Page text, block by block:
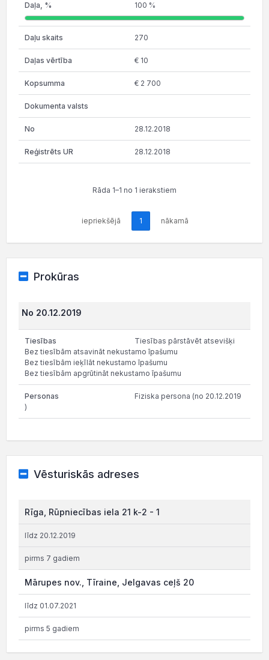
100 %
270
€ 10
€ 2 700
28.12.2018
28.12.2018
Rāda 1–1 no 1 ierakstiem
iepriekšējā 1 nākamā
Prokūras
No 20.12.2019
Tiesības pārstāvēt atsevišķi
Bez tiesībām atsavināt nekustamo īpašumu
Bez tiesībām ieķīlāt nekustamo īpašumu
Bez tiesībām apgrūtināt nekustamo īpašumu
Fiziska persona (no 20.12.2019
)
Vēsturiskās adreses
Rīga, Rūpniecības iela 21 k-2 - 1
līdz 20.12.2019
pirms 7 gadiem
Mārupes nov., Tīraine, Jelgavas ceļš 20
līdz 01.07.2021
pirms 5 gadiem